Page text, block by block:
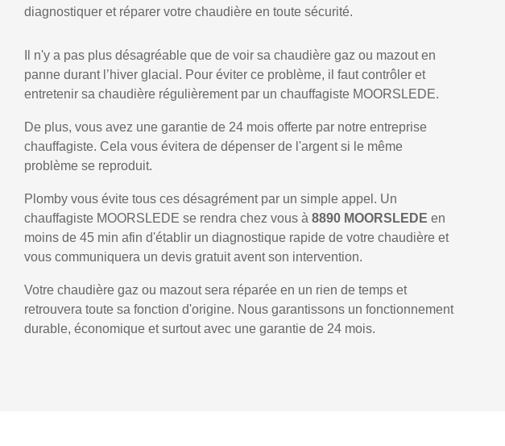
diagnostiquer et réparer votre chaudière en toute sécurité.
Il n'y a pas plus désagréable que de voir sa chaudière gaz ou mazout en
panne durant l’hiver glacial. Pour éviter ce problème, il faut contrôler et
entretenir sa chaudière régulièrement par un chauffagiste MOORSLEDE.
De plus, vous avez une garantie de 24 mois offerte par notre entreprise
chauffagiste. Cela vous évitera de dépenser de l'argent si le même
problème se reproduit.
Plomby vous évite tous ces désagrément par un simple appel. Un
chauffagiste MOORSLEDE se rendra chez vous à 8890 MOORSLEDE en
moins de 45 min afin d'établir un diagnostique rapide de votre chaudière et
vous communiquera un devis gratuit avent son intervention.
Votre chaudière gaz ou mazout sera réparée en un rien de temps et
retrouvera toute sa fonction d'origine. Nous garantissons un fonctionnement
durable, économique et surtout avec une garantie de 24 mois.